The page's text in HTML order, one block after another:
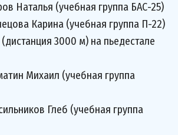
Наталья (учебная группа БАС-25)
Карина (учебная группа П-22)
3000 м) на пьедестале
Михаил (учебная группа
Глеб (учебная группа